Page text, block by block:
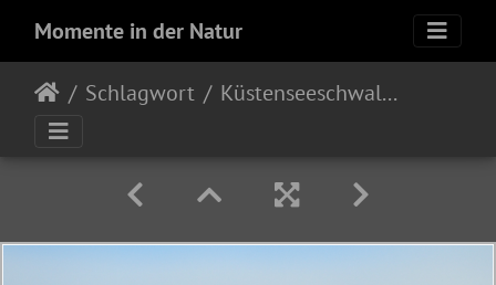
Momente in der Natur
Schlagwort Küstenseeschwalbe (Sterna paradisaea)